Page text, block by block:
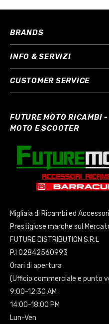
BRANDS
INFO & SERVIZI
CUSTOMER SERVICE
FUTURE MOTO RICAMBI
MOTO E SCOOTER
Migliaia di Ricambi ed
Prestigiose marche sul
FUTURE DISTRIBUTION S.R.L
P.I 02842560993
Orari di apertura
(Ufficio commerciale e punto
9:00-12:30 AM
14:00-18:00 PM
Lun-Ven